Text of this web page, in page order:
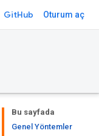
GitHub Oturum aç
Bu sayfada
Genel Yöntemler